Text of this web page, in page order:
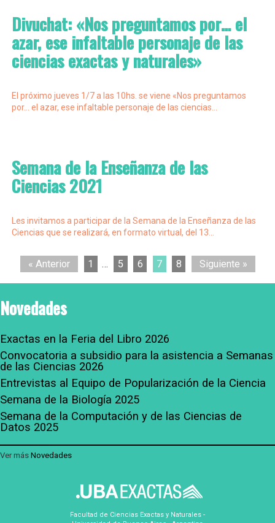
Divuchat: «Nos preguntamos por… el
azar, ese infaltable personaje de las
ciencias exactas y naturales»
El próximo jueves 1/7 a las 10hs. se viene «Nos preguntamos
por… el azar, ese infaltable personaje de las ciencias...
Semana de la Enseñanza de las
Ciencias 2021
Les invitamos a participar de la Semana de la Enseñanza de las
Ciencias que se realizará, en formato virtual, del 13...
« Anterior 1 … 5 6 7 8 Siguiente »
Novedades
Exactas en la Feria del Libro 2026
Convocatoria a subsidio para la asistencia a Semanas
de las Ciencias 2026
Entrevistas al Equipo de Popularización de la Ciencia
Semana de la Biología 2025
Semana de la Computación y de las Ciencias de
Datos 2025
Ver más Novedades
Facultad de Ciencias Exactas y Naturales -